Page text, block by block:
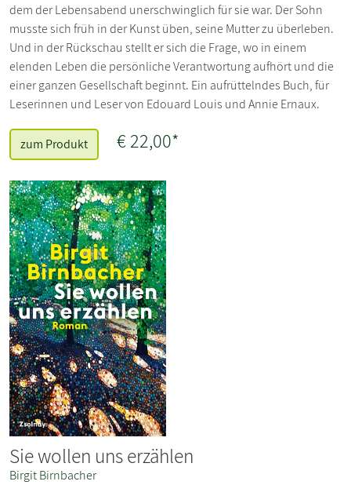
dem der Lebensabend unerschwinglich für sie war. Der Sohn
musste sich früh in der Kunst üben, seine Mutter zu überleben.
Und in der Rückschau stellt er sich die Frage, wo in einem
elenden Leben die persönliche Verantwortung aufhört und die
einer ganzen Gesellschaft beginnt. Ein aufrüttelndes Buch, für
Leserinnen und Leser von Edouard Louis und Annie Ernaux.
zum Produkt € 22,00*
Sie wollen uns erzählen
Birgit Birnbacher